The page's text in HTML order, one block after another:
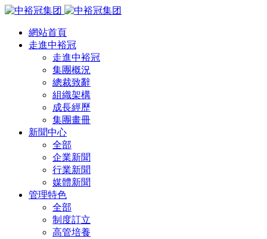
網站首頁
走進中裕冠
走進中裕冠
集團概況
總裁致辭
組織架構
成長經歷
集團畫冊
新聞中心
全部
企業新聞
行業新聞
媒體新聞
管理特色
全部
制度訂立
高管培養